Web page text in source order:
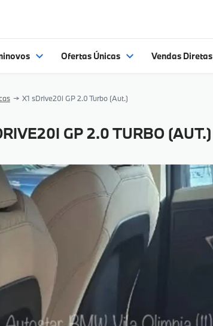
Ofertas Únicas Vendas Diretas
X1 sDrive20i GP 2.0 Turbo (Aut.)
GP 2.0 TURBO (AUT.)